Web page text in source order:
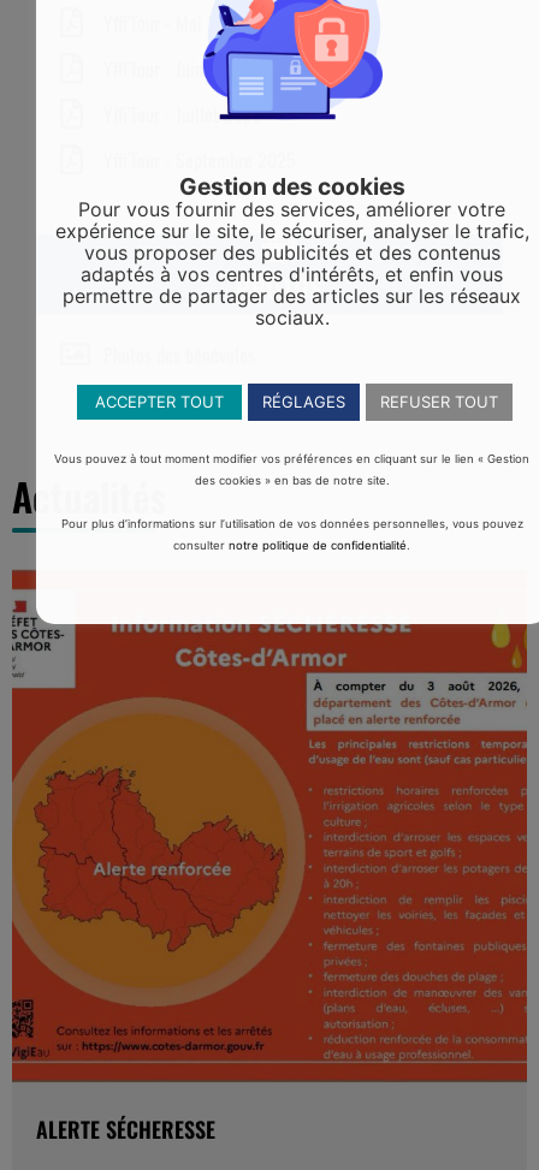
Yffi'Tour - Mai 2025
Yffi'Tour - Juin 2025
Yffi'Tour - Juillet 2025
PHOTOS
Actualités
ALERTE SÉCHERESSE
Gestion des cookies
Pour vous fournir des services, améliorer votre
expérience sur le site, le sécuriser, analyser le trafic,
vous proposer des publicités et des contenus
adaptés à vos centres d'intérêts, et enfin vous
permettre de partager des articles sur les réseaux
sociaux.
ACCEPTER TOUT RÉGLAGES REFUSER TOUT
Vous pouvez à tout moment modifier vos préférences en cliquant sur le lien « Gestion
des cookies » en bas de notre site.
Pour plus d’informations sur l’utilisation de vos données personnelles, vous pouvez
consulternotre politique de confidentialité